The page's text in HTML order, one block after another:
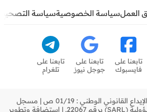
العملسياسة الخصوصيةسياسة التصحيح
تابعنا على
فايسبوك
تابعنا على
جوجل نيوز
تابعنا على
تلغرام
أنا الخبر © 2026 | الإيداع القانوني الوطني : 01/19 ص | مسجل
كشركة محدودة المسؤولية (SARL) برقم 22067. | استضافة وتطوير